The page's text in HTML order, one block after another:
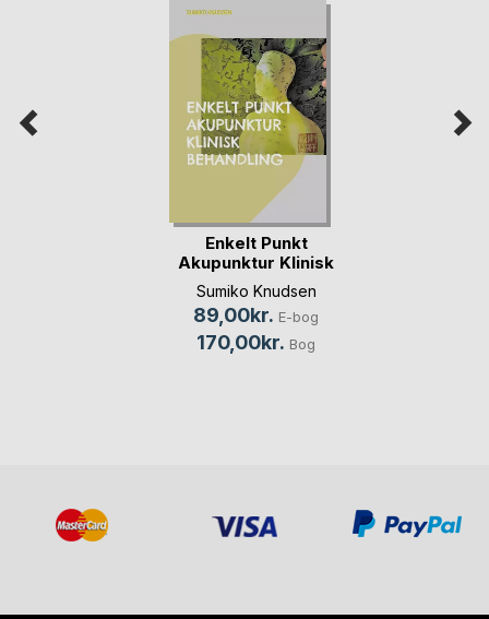
Enkelt Punkt
Akupunktur Klinisk
Be(...)
Sumiko Knudsen
89,00kr. E-bog
170,00kr. Bog